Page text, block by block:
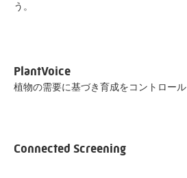
う。
PlantVoice
植物の需要に基づき育成をコントロール
Connected Screening